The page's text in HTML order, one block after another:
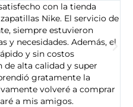
con la tienda
Nike. El servicio de
siempre estuvieron
y necesidades. Además, el
y sin costos
de alta calidad y super
gratamente la
volveré a comprar
a mis amigos.